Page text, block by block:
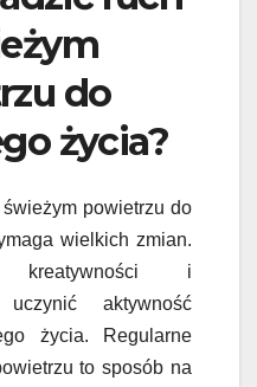
do
życia?
powietrzu do
wielkich zmian.
kreatywności i
aktywność
życia. Regularne
to sposób na